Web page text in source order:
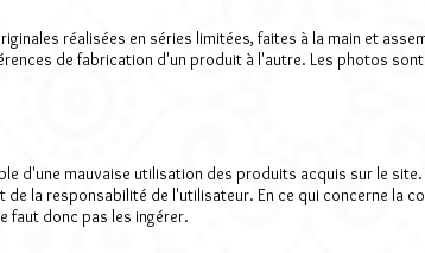
réalisées en séries limitées, faites à la main et
de fabrication d'un produit à l'autre. Les photos
d'une mauvaise utilisation des produits acquis sur le
la responsabilité de l'utilisateur. En ce qui concerne la
faut donc pas les ingérer.